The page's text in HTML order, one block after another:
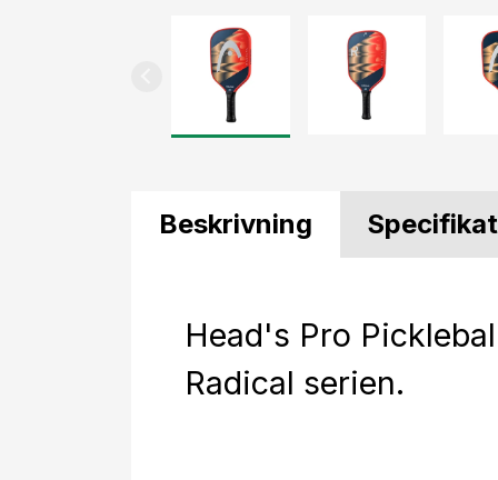
Beskrivning
Head's Pro
Radical serien.